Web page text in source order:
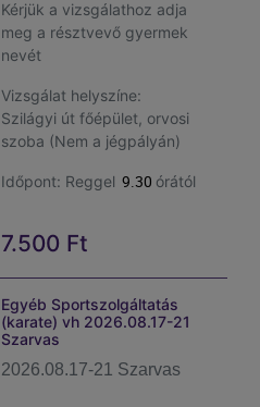
hozni
Felhívjuk figyelmét,
szakosztályonként és
nemenként történik,
ezért kérem, a
megjelenéskor
türelmesnek lenni!
sportolóknak
teljes labor és
EKG lelet
szükséges.
hozzák magukkal
a vizsgálat
Vásárláskor
kérjük a gyermek
nevét feltüntetni
szíveskedjék aki
névvel ellátott patikai
tégelyben magával
hozni
Kérjük a vizsgálathoz adja
meg a résztvevő gyermek
nevét
Vizsgálat helyszíne:
Szilágyi út főépület, orvosi
szoba (Nem a jégpályán)
Időpont: Reggel 9.30 órától
vizeletes pohárban legyen
kérdőívvel együtt
vizsgálatra.
Kérjük, hogy a vizsgálat díját
7.500 Ft
Egyéb Sportszolgáltatás
(karate) vh 2026.08.17-21
Szarvas
2026.08.17-21 Szarvas